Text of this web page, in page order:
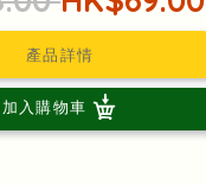
產品詳情
加入購物車